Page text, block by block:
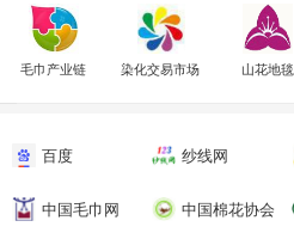
毛巾产业链 染化交易市场 山花地毯
百度 纱线网
中国毛巾网 中国棉花协会